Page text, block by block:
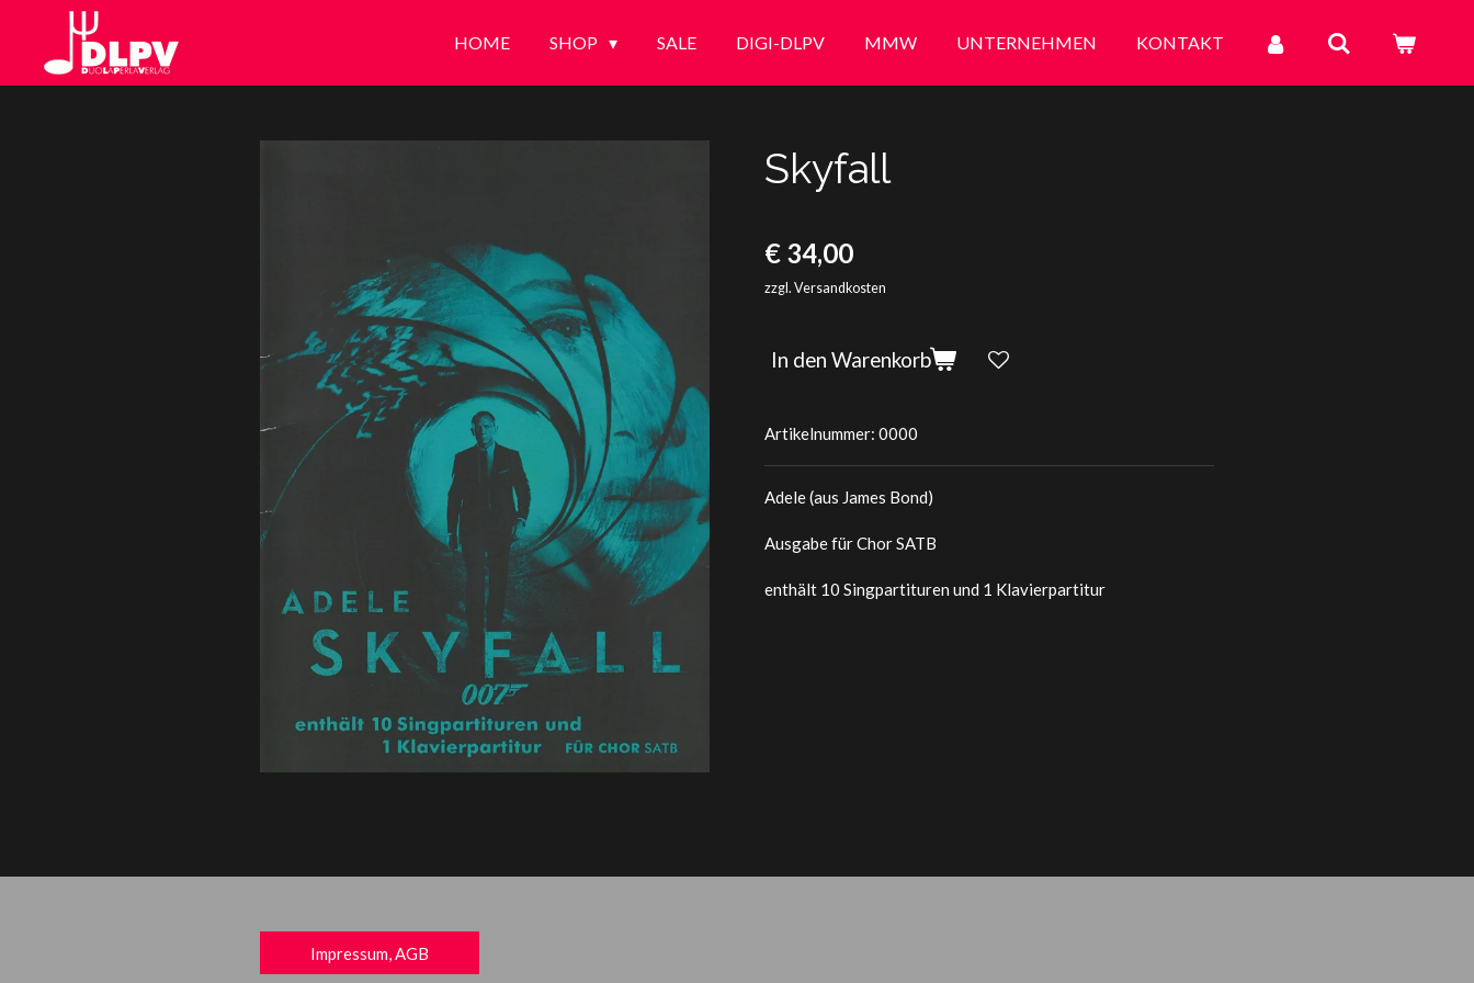
Hauptinhalt
springen
HOME SHOP SALE DIGI-DLPV MMW UNTERNEHMEN KONTAKT
Skyfall
€ 34,00
zzgl. Versandkosten
In den Warenkorb
Artikelnummer: 0000
Adele (aus James Bond)
Ausgabe für Chor SATB
enthält 10 Singpartituren und 1 Klavierpartitur
Impressum, AGB